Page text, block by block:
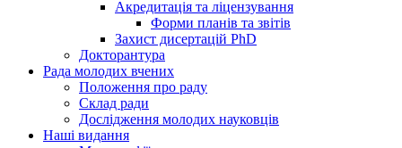
Акредитація та ліцензування
Форми планів та звітів
Захист дисертацій PhD
Докторантура
Рада молодих вчених
Положення про раду
Склад ради
Дослідження молодих науковців
Наші видання